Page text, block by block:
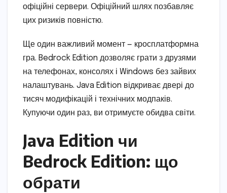
офіційні сервери. Офіційний шлях позбавляє
цих ризиків повністю.
Ще один важливий момент — кросплатформна
гра. Bedrock Edition дозволяє грати з друзями
на телефонах, консолях і Windows без зайвих
налаштувань. Java Edition відкриває двері до
тисяч модифікацій і технічних модпаків.
Купуючи один раз, ви отримуєте обидва світи.
Java Edition чи
Bedrock Edition: що
обрати